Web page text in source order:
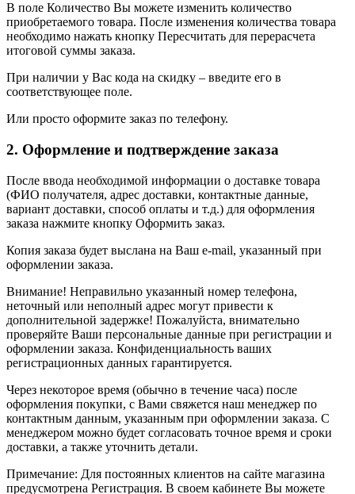
В поле Количество Вы можете изменить количество
приобретаемого товара. После изменения количества товара
необходимо нажать кнопку Пересчитать для перерасчета
итоговой суммы заказа.
При наличии у Вас кода на скидку – введите его в
соответствующее поле.
Или просто оформите заказ по телефону.
2. Оформление и подтверждение заказа
После ввода необходимой информации о доставке товара
(ФИО получателя, адрес доставки, контактные данные,
вариант доставки, способ оплаты и т.д.) для оформления
заказа нажмите кнопку Оформить заказ.
Копия заказа будет выслана на Ваш e-mail, указанный при
оформлении заказа.
Внимание! Неправильно указанный номер телефона,
неточный или неполный адрес могут привести к
дополнительной задержке! Пожалуйста, внимательно
проверяйте Ваши персональные данные при регистрации и
оформлении заказа. Конфиденциальность ваших
регистрационных данных гарантируется.
Через некоторое время (обычно в течение часа) после
оформления покупки, с Вами свяжется наш менеджер по
контактным данным, указанным при оформлении заказа. С
менеджером можно будет согласовать точное время и сроки
доставки, а также уточнить детали.
Примечание: Для постоянных клиентов на сайте магазина
предусмотрена Регистрация. В своем кабинете Вы можете